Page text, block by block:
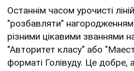
Останнім часом урочисті
"розбавляти"
різними цікавими званнями
"Авторитет класу" або
форматі Голівуду. Це добре,